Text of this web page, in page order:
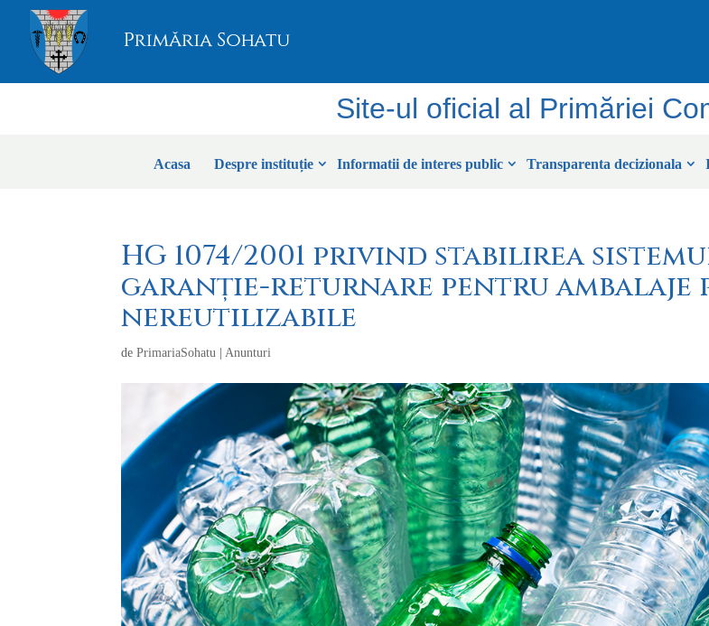
Site-ul oficial al Primăriei
Acasa Despre instituție Informatii de interes public Transparenta decizionala
HG 1074/2001 privind stabilirea
garanție-returnare pentru ambalaje
nereutilizabile
dePrimariaSohatu |Anunturi